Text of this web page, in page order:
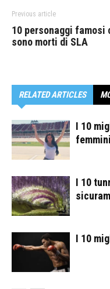
Previous article
10 personaggi famosi
sono morti di SLA
RELATED ARTICLES
I 10
I 10
I 10